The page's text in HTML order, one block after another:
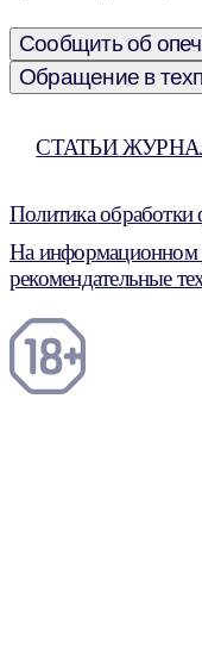
Сообщить об
Обращение в
СТАТЬИ
Политика обработки
На информационном
рекомендательные